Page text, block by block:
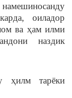
оиладор
ва ҳам илми
наздик
ҳилм тарёки